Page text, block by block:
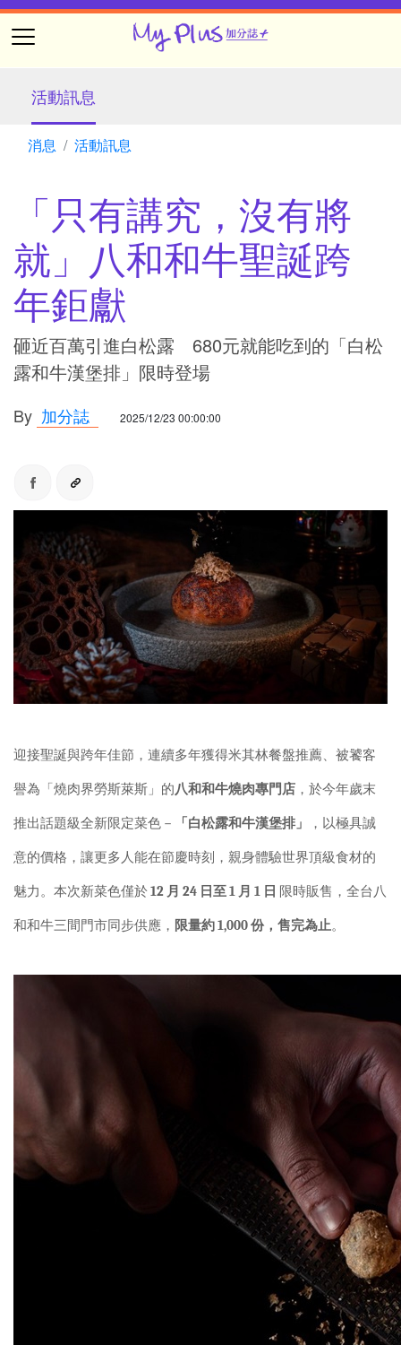
活動訊息
消息 活動訊息
「只有講究，沒有將
就」八和和牛聖誕跨
年鉅獻
砸近百萬引進白松露 680元就能吃到的「白松
露和牛漢堡排」限時登場
By 加分誌 2025/12/23 00:00:00
迎接聖誕與跨年佳節，連續多年獲得米其林餐盤推薦、被饕客
譽為「燒肉界勞斯萊斯」的八和和牛燒肉專門店 ，於今年歲末
推出話題級全新限定菜色 － 「白松露和牛漢堡排」 ，以極具誠
意的價格，讓更多人能在節慶時刻，親身體驗世界頂級食材的
魅力。本次新菜色僅於12 月 24 日至1 月 1 日 限時販售，全台八
和和牛三間門市同步供應， 限量約1,000份，售完為止。